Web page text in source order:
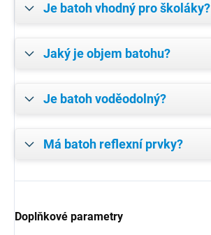
Je batoh vhodný pro školáky?
Jaký je objem batohu?
Je batoh voděodolný?
Má batoh reflexní prvky?
Doplňkové parametry